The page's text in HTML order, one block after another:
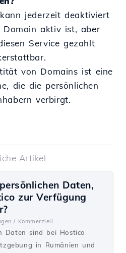
jederzeit deaktiviert
Domain aktiv ist, aber
Service gezahlt
von Domains ist eine
die die persönlichen
verbirgt.
Artikel
Daten,
zur Verfügung
/ Kommerziell
Daten sind bei Hostico
in Rumänien und